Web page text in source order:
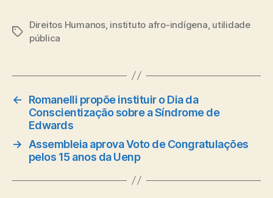
Tags
Direitos Humanos, instituto afro-indígena utilidade
pública
←
Romanelli propõe instituir o Dia da
Conscientização sobre a Síndrome de
Edwards
→
Assembleia aprova Voto de Congratulações
pelos 15 anos da Uenp